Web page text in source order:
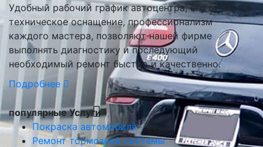
Удобный рабочий график автоцентра, его отличное
техническое оснащение, профессионализм
каждого мастера, позволяют нашей фирме
выполнять диагностику и последующий
необходимый ремонт быстро и качественно.
Подробнее
популярные Услуги
Покраска автомобиля
Ремонт тормозной системы